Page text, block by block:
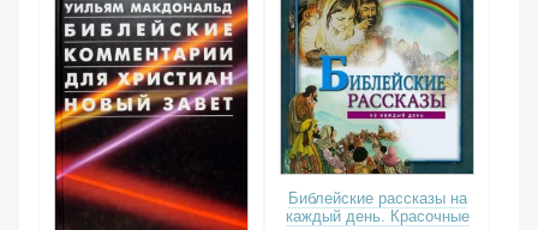
Библейские рассказы на
каждый день. Красочные